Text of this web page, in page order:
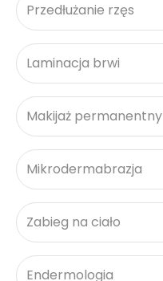
Przedłużanie rzęs
Laminacja brwi
Makijaż permanentny
Mikrodermabrazja
Zabieg na ciało
Endermologia